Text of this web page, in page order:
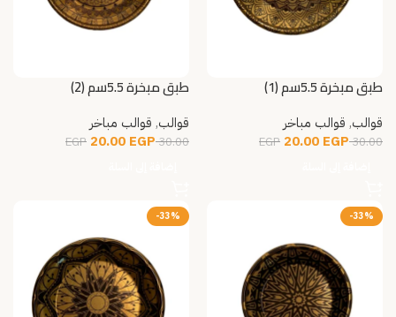
طبق مبخرة 5.5سم (1)
قوالب, قوالب مباخر
30.00
EGP 20.00 EGP
طبق مبخرة 5.5سم (2)
قوالب, قوالب مباخر
30.00
EGP 20.00 EGP
-33%
-33%